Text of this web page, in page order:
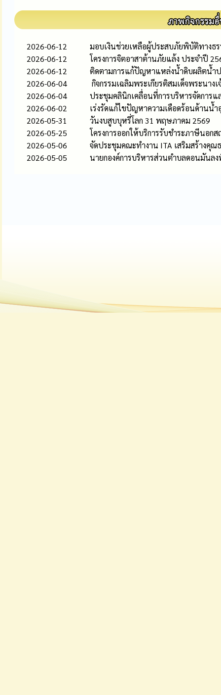
2026-06-12
มอบเงินช่วยเหลือผู้ประสบภัยพิบัติทางธ
2026-06-12
โครงการจิตอาสาต้านภัยแล้ง ประจำปี
2026-06-12
ติดตามการแก้ปัญหาแหล่งน้ำดิบผลิตน้ำ
2026-06-04
กิจกรรมเฉลิมพระเกียรติสมเด็จพระนาง
2026-06-04
ประชุมคลินิกเคลื่อนที่การบริหารจัดการ
2026-06-02
เร่งรัดแก้ไขปัญหาความเดือดร้อนด้านน้ำ
2026-05-31
วันงบสูบบุหรี่โลก 31 พฤษภาคม 2569
2026-05-25
โครงการออกให้บริการรับชำระภาษีนอ
2026-05-06
จัดประชุมคณะทำงาน ITA เสริมสร้างคุณ
2026-05-05
นายกองค์การบริหารส่วนตำบลดอนมันล